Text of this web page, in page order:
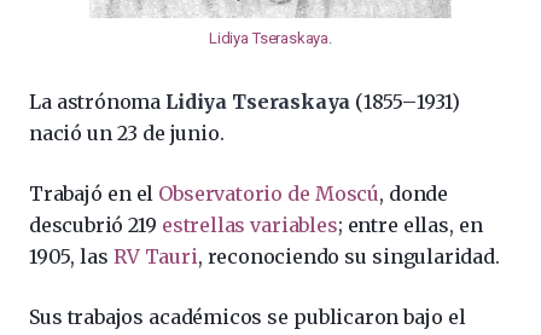
Lidiya Tseraskaya.
La astrónoma Lidiya Tseraskaya (1855–1931)
nació un 23 de junio.
Trabajó en el Observatorio de Moscú, donde
descubrió 219 estrellas variables; entre ellas, en
1905, las RV Tauri, reconociendo su singularidad.
Sus trabajos académicos se publicaron bajo el